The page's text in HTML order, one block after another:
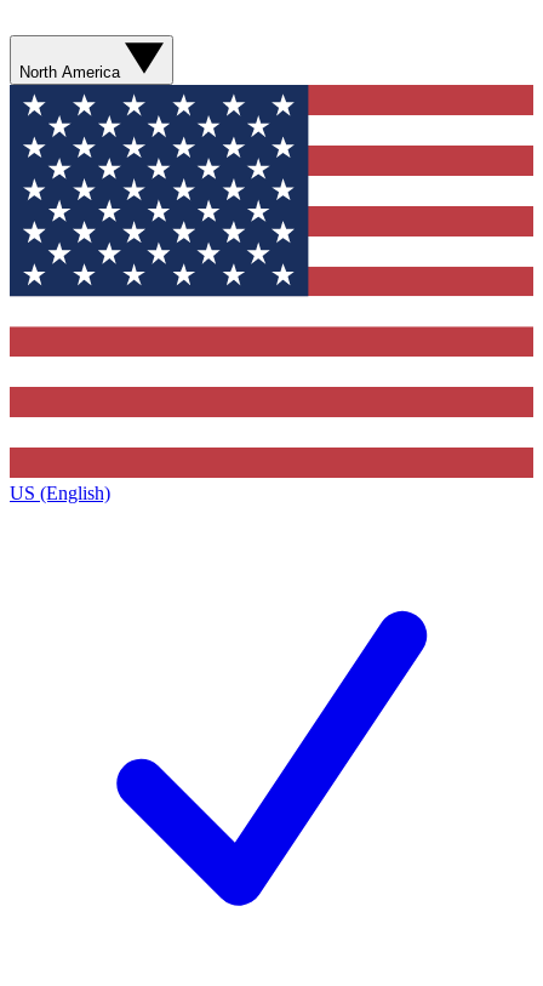
North America
US (English)